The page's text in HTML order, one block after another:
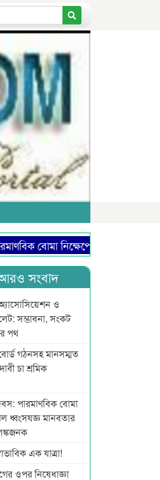
বোমা নিক্ষেপে ভয়াল ধ্বংসযজ্ঞ
আরও সংবাদ
ও
সম্ভাবনা, সংকট
পথ
গঠনসহ মানসম্মত
চা শ্রমিক
পারমাণবিক বোমা
ধ্বংসযজ্ঞ মানবতার
এক যাত্রা!
ওপর নিষেধাজ্ঞা